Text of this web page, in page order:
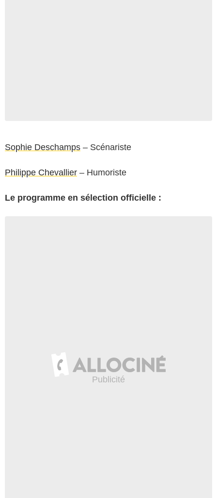
Sophie Deschamps – Scénariste
Philippe Chevallier – Humoriste
Le programme en sélection officielle :